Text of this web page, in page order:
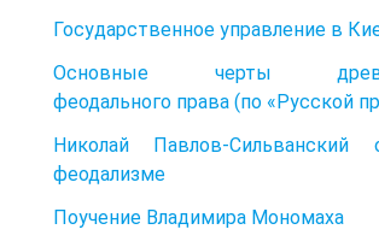
Государственное управление в
Основные черты
феодального права (по «Русской
Николай Павлов-
феодализме
Поучение Владимира Мономаха